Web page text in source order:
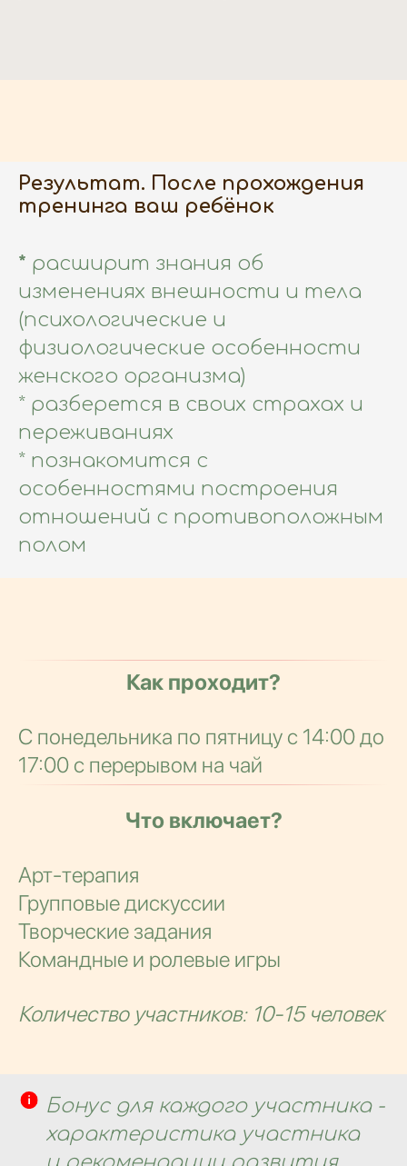
Результат. После прохождения
тренинга ваш ребёнок
* расширит знания об
изменениях внешности и тела
(психологические и
физиологические особенности
женского организма)
* разберется в своих страхах и
переживаниях
* познакомится с
особенностями построения
отношений с противоположным
полом
Как проходит?
С понедельника по пятницу с 14:00 до
17:00 с перерывом на чай
Что включает?
Арт-терапия
Групповые дискуссии
Творческие задания
Командные и ролевые игры
Количество участников: 10-15 человек
Бонус для каждого участника -
характеристика участника